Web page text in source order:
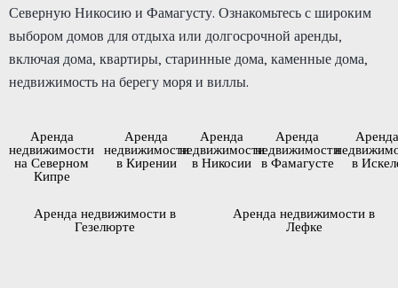
Северную Никосию и Фамагусту. Ознакомьтесь с широким
выбором домов для отдыха или долгосрочной аренды,
включая дома, квартиры, старинные дома, каменные дома,
недвижимость на берегу моря и виллы.
Аренда
недвижимости
на Северном
Кипре
Аренда
недвижимости
в Кирении
Аренда
недвижимости
в Никосии
Аренда
недвижимости
в Фамагусте в
Аренда недвижимости в
Гезелюрте
Аренда недвижимости в
Лефке